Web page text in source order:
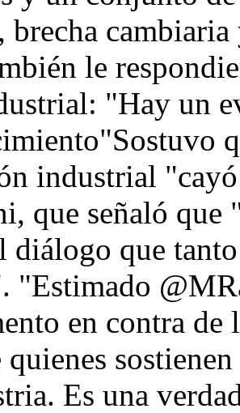
le
"Hay un
industrial
que señaló que
diálogo que
"Estimado
en contra
quienes
Es una